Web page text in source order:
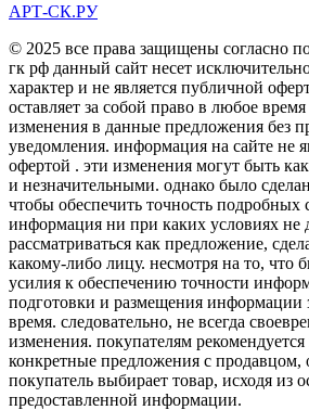
АРТ-СК.РУ
© 2025 все права защищены согласно
гк рф данный сайт несет
характер и не является публичной
оставляет за собой право в любое
изменения в данные предложения без
уведомления. информация на сайте не
офертой . эти изменения могут быть
и незначительными. однако было
чтобы обеспечить точность подробных
информация ни при каких условиях не
рассматриваться как предложение,
какому-либо лицу. несмотря на то, что
усилия к обеспечению точности
подготовки и размещения информации
время. следовательно, не всегда
изменения. покупателям рекомендуется
конкретные предложения с продавцом,
покупатель выбирает товар, исходя из
предоставленной информации.